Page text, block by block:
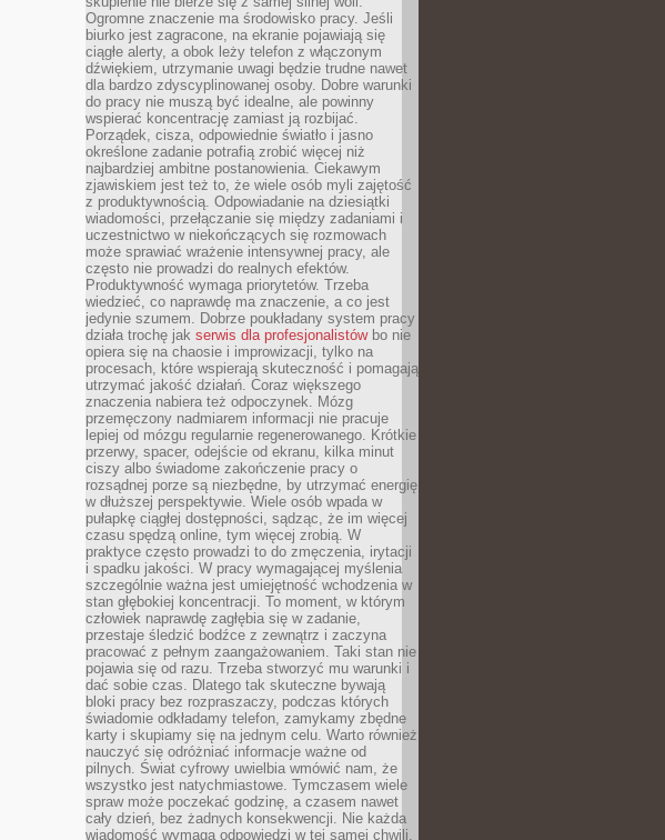
Ogromne znaczenie ma środowisko pracy. Jeśli
biurko jest zagracone, na ekranie pojawiają się
ciągłe alerty, a obok leży telefon z włączonym
dźwiękiem, utrzymanie uwagi będzie trudne nawet
dla bardzo zdyscyplinowanej osoby. Dobre warunki
do pracy nie muszą być idealne, ale powinny
wspierać koncentrację zamiast ją rozbijać.
Porządek, cisza, odpowiednie światło i jasno
określone zadanie potrafią zrobić więcej niż
najbardziej ambitne postanowienia. Ciekawym
zjawiskiem jest też to, że wiele osób myli zajętość
z produktywnością. Odpowiadanie na dziesiątki
wiadomości, przełączanie się między zadaniami i
uczestnictwo w niekończących się rozmowach
może sprawiać wrażenie intensywnej pracy, ale
często nie prowadzi do realnych efektów.
Produktywność wymaga priorytetów. Trzeba
wiedzieć, co naprawdę ma znaczenie, a co jest
jedynie szumem. Dobrze poukładany system pracy
działa trochę jak serwis dla profesjonalistówbo nie
opiera się na chaosie i improwizacji, tylko na
procesach, które wspierają skuteczność i pomagają
utrzymać jakość działań. Coraz większego
znaczenia nabiera też odpoczynek. Mózg
przemęczony nadmiarem informacji nie pracuje
lepiej od mózgu regularnie regenerowanego. Krótkie
przerwy, spacer, odejście od ekranu, kilka minut
ciszy albo świadome zakończenie pracy o
rozsądnej porze są niezbędne, by utrzymać energię
w dłuższej perspektywie. Wiele osób wpada w
pułapkę ciągłej dostępności, sądząc, że im więcej
czasu spędzą online, tym więcej zrobią. W
praktyce często prowadzi to do zmęczenia, irytacji
i spadku jakości. W pracy wymagającej myślenia
szczególnie ważna jest umiejętność wchodzenia w
stan głębokiej koncentracji. To moment, w którym
człowiek naprawdę zagłębia się w zadanie,
przestaje śledzić bodźce z zewnątrz i zaczyna
pracować z pełnym zaangażowaniem. Taki stan nie
pojawia się od razu. Trzeba stworzyć mu warunki i
dać sobie czas. Dlatego tak skuteczne bywają
bloki pracy bez rozpraszaczy, podczas których
świadomie odkładamy telefon, zamykamy zbędne
karty i skupiamy się na jednym celu. Warto również
nauczyć się odróżniać informacje ważne od
pilnych. Świat cyfrowy uwielbia wmówić nam, że
wszystko jest natychmiastowe. Tymczasem wiele
spraw może poczekać godzinę, a czasem nawet
cały dzień, bez żadnych konsekwencji. Nie każda
wiadomość wymaga odpowiedzi w tej samej chwili.